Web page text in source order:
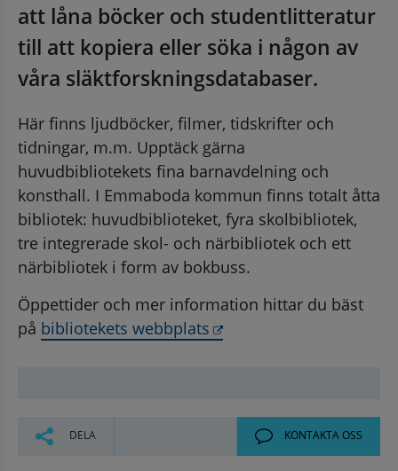
att låna böcker och studentlitteratur
till att kopiera eller söka i någon av
våra släktforskningsdatabaser.
Här finns ljudböcker, filmer, tidskrifter och
tidningar, m.m. Upptäck gärna
huvudbibliotekets fina barnavdelning och
konsthall. I Emmaboda kommun finns totalt åtta
bibliotek: huvudbiblioteket, fyra skolbibliotek,
tre integrerade skol- och närbibliotek och ett
närbibliotek i form av bokbuss.
Öppettider och mer information hittar du bäst
på bibliotekets webbplats Länk till annan
DELA KONTAKTA OSS